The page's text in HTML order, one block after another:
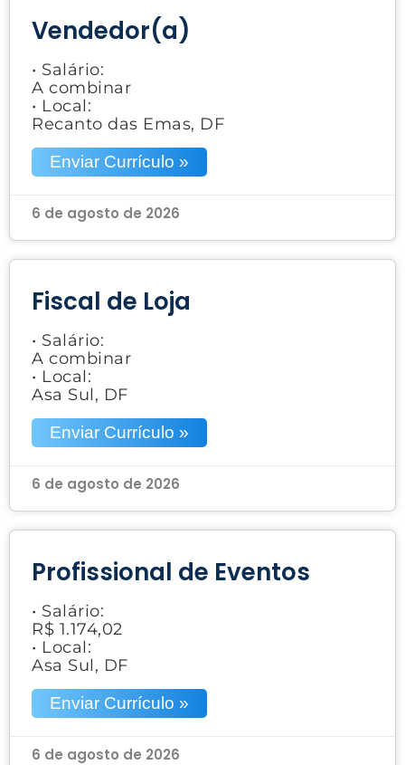
Vendedor(a)
• Salário:
A combinar
• Local:
Recanto das Emas, DF
Enviar Currículo »
6 de agosto de 2026
Fiscal de Loja
• Salário:
A combinar
• Local:
Asa Sul, DF
Enviar Currículo »
6 de agosto de 2026
Profissional de Eventos
• Salário:
R$ 1.174,02
• Local:
Asa Sul, DF
Enviar Currículo »
6 de agosto de 2026